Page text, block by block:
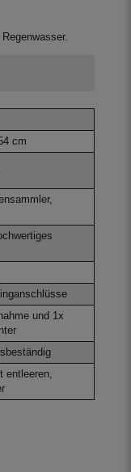
cm
und 1x
entleeren,